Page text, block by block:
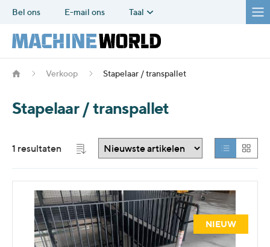
Bel ons E-mail ons Taal
Verkoop Stapelaar / transpallet
Stapelaar / transpallet
1 resultaten
NIEUW